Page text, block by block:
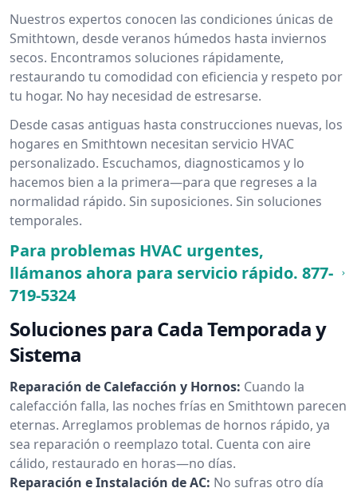
Nuestros expertos conocen las condiciones únicas de
Smithtown, desde veranos húmedos hasta inviernos
secos. Encontramos soluciones rápidamente,
restaurando tu comodidad con eficiencia y respeto por
tu hogar. No hay necesidad de estresarse.
Desde casas antiguas hasta construcciones nuevas, los
hogares en Smithtown necesitan servicio HVAC
personalizado. Escuchamos, diagnosticamos y lo
hacemos bien a la primera—para que regreses a la
normalidad rápido. Sin suposiciones. Sin soluciones
temporales.
Para problemas HVAC urgentes,
llámanos ahora para servicio rápido. 877-
719-5324
Soluciones para Cada Temporada y
Sistema
Reparación de Calefacción y Hornos: Cuando la
calefacción falla, las noches frías en Smithtown parecen
eternas. Arreglamos problemas de hornos rápido, ya
sea reparación o reemplazo total. Cuenta con aire
cálido, restaurado en horas—no días.
Reparación e Instalación de AC: No sufras otro día